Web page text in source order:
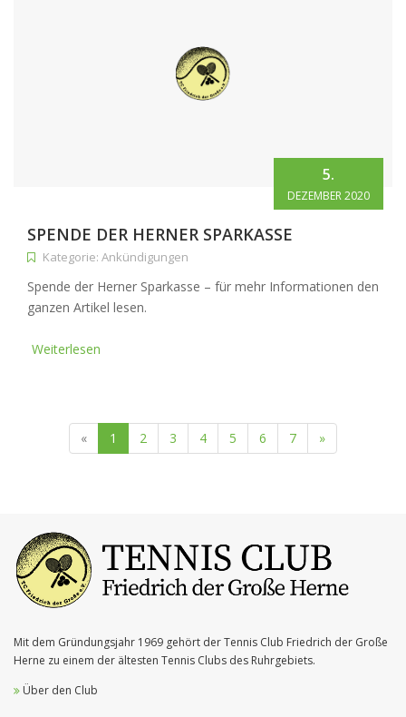
5.
DEZEMBER 2020
SPENDE DER HERNER SPARKASSE
Kategorie: Ankündigungen
Spende der Herner Sparkasse – für mehr Informationen den
ganzen Artikel lesen.
Weiterlesen
« 1 (current)
2 3 4 5 6 7 »
Mit dem Gründungsjahr 1969 gehört der Tennis Club Friedrich der Große
Herne zu einem der ältesten Tennis Clubs des Ruhrgebiets.
Über den Club